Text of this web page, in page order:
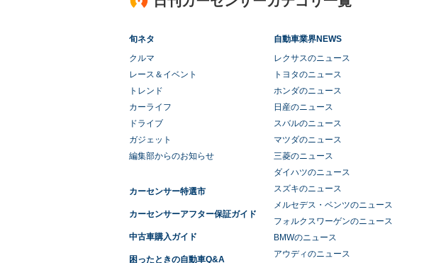
旬ネタ
クルマ
レース＆イベント
トレンド
カーライフ
ドライブ
ガジェット
編集部からのお知らせ
カーセンサー特選市
カーセンサーアフター保証ガイド
中古車購入ガイド
困ったときの自動車Q&A
自動車業界NEWS
レクサスのニュース
トヨタのニュース
ホンダのニュース
日産のニュース
スバルのニュース
マツダのニュース
三菱のニュース
ダイハツのニュース
スズキのニュース
メルセデス・ベンツのニュース
フォルクスワーゲンのニュース
BMWのニュース
アウディのニュース